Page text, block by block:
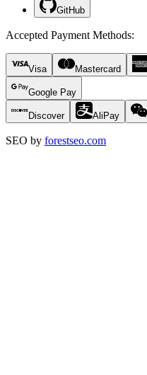
GitHub
Accepted Payment Methods:
Visa Mastercard
Google Pay
Discover AliPay
SEO by forestseo.com